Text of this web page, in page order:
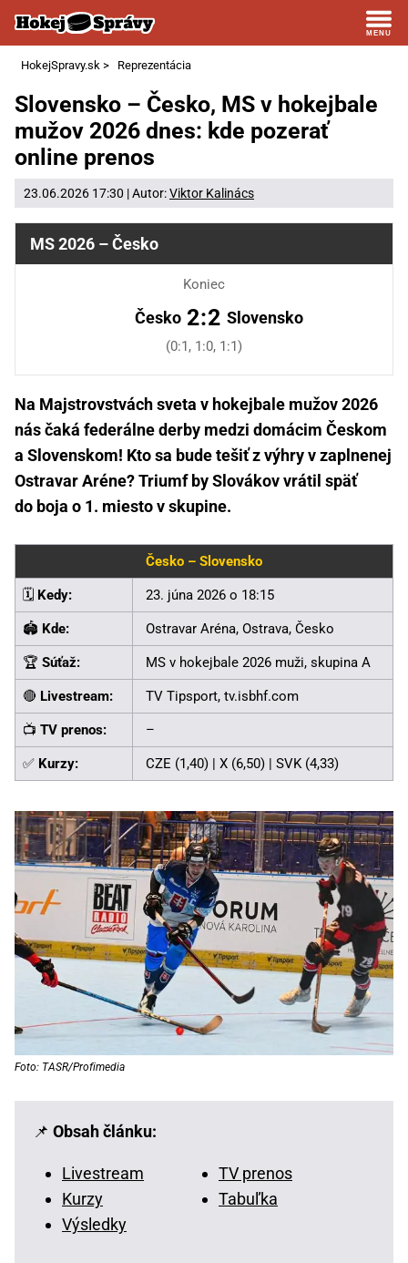
HokejSpravy.sk > Reprezentácia
Slovensko – Česko, MS v hokejbale
mužov 2026 dnes: kde pozerať
online prenos
23.06.2026 17:30 | Autor:Viktor Kalinács
MS 2026 – Česko
Koniec
Česko 2:2 Slovensko
(0:1, 1:0, 1:1)
Na Majstrovstvách sveta v hokejbale mužov 2026
nás čaká federálne derby medzi domácim Českom
a Slovenskom! Kto sa bude tešiť z výhry v zaplnenej
Ostravar Aréne? Triumf by Slovákov vrátil späť
do boja o 1. miesto v skupine.
Česko – Slovensko
🗓️ Kedy: 23. júna 2026 o 18:15
🏟️ Kde: Ostravar Aréna, Ostrava, Česko
🏆 Súťaž: MS v hokejbale 2026 muži, skupina A
🔴 Livestream: TV Tipsport, tv.isbhf.com
📺 TV prenos: –
✅ Kurzy: CZE (1,40) | X (6,50) | SVK (4,33)
Foto: TASR/Profimedia
📌 Obsah článku:
Livestream
TV prenos
Kurzy
Tabuľka
Výsledky